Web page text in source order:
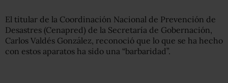
El titular de la Coordinación Nacional de Prevención de
Desastres (Cenapred) de la Secretaría de Gobernación,
Carlos Valdés González, reconoció que lo que se ha hecho
con estos aparatos ha sido una “barbaridad”.